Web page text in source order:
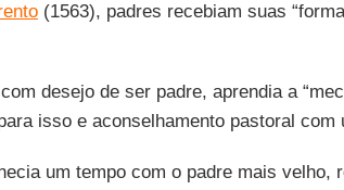
(1563), padres recebiam suas
desejo de ser padre, aprendia a
isso e aconselhamento pastoral com
um tempo com o padre mais velho,